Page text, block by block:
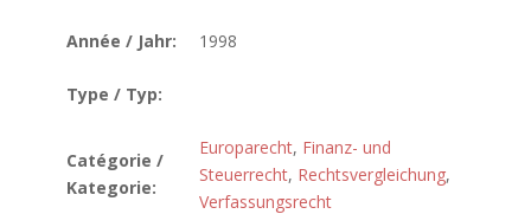
Année / Jahr: 1998
Type / Typ:
Catégorie /
Kategorie:
Europarecht, Finanz- und
Steuerrecht, Rechtsvergleichung,
Verfassungsrecht